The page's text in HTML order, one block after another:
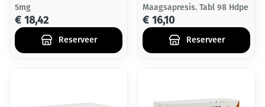
5mg
€ 18,42
Reserveer
Maagsapresis. Tabl 98 Hdpe
€ 16,10
Reserveer